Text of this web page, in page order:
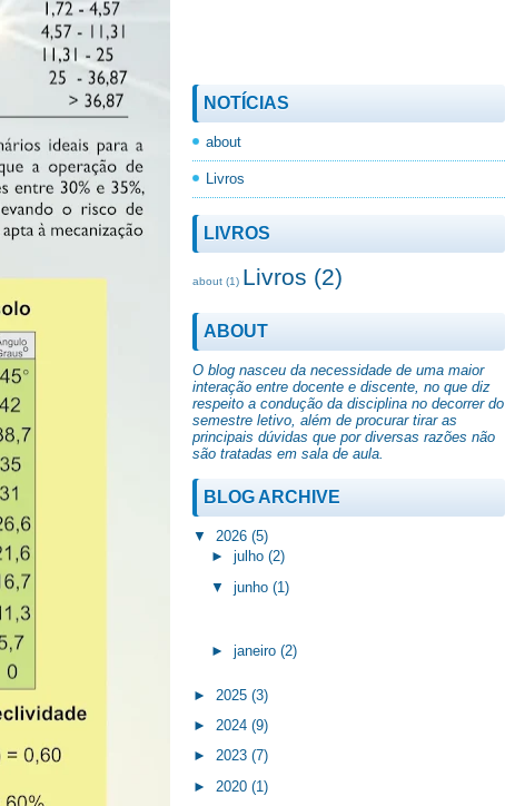
NOTÍCIAS
about
Livros
LIVROS
about (1) Livros (2)
ABOUT
O blog nasceu da necessidade de uma maior
interação entre docente e discente, no que diz
respeito a condução da disciplina no decorrer do
semestre letivo, além de procurar tirar as
principais dúvidas que por diversas razões não
são tratadas em sala de aula.
BLOG ARCHIVE
▼ 2026 (5)
► julho (2)
▼ junho (1)
► janeiro (2)
► 2025 (3)
► 2024 (9)
► 2023 (7)
► 2020 (1)